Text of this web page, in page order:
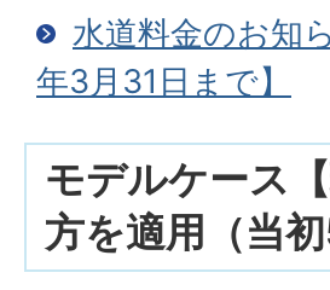
水道料金のお知
年3月31日まで】
モデルケース
方を適用（当